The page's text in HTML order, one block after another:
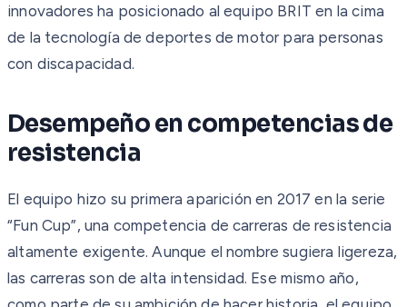
innovadores ha posicionado al equipo BRIT en la cima
de la tecnología de deportes de motor para personas
con discapacidad.
Desempeño en competencias de
resistencia
El equipo hizo su primera aparición en 2017 en la serie
“Fun Cup”, una competencia de carreras de resistencia
altamente exigente. Aunque el nombre sugiera ligereza,
las carreras son de alta intensidad. Ese mismo año,